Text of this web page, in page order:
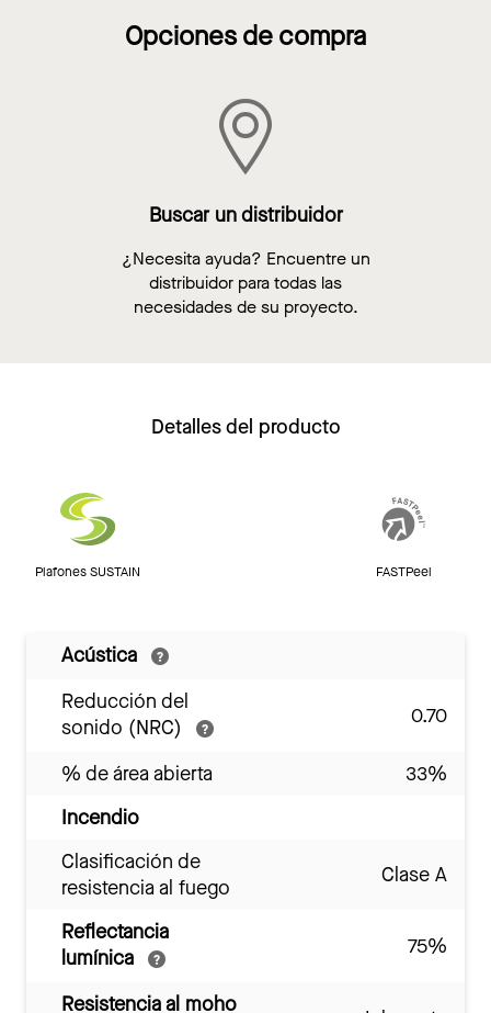
Opciones de compra
Buscar un distribuidor
¿Necesita ayuda? Encuentre un
distribuidor para todas las
necesidades de su proyecto.
Detalles del producto
Plafones SUSTAIN FASTPeel
Acústica
Reducción del
sonido (NRC)
0.70
% de área abierta
33%
Incendio
Clasificación de
resistencia al fuego
Clase A
Reflectancia
lumínica
75%
Resistencia al moho